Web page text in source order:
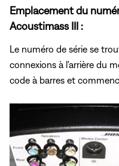
Emplacement du
Acoustimass III :
Le numéro de série se
connexions à l'arrière du
code à barres et